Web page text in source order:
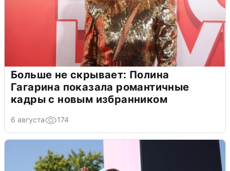
Больше не скрывает: Полина
Гагарина показала романтичные
кадры с новым избранником
6 августа 174